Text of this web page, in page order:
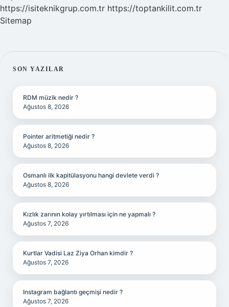
https://isiteknikgrup.com.tr https://toptankilit.com.tr
Sitemap
SIDEBAR
SON YAZILAR
RDM müzik nedir ?
Ağustos 8, 2026
Pointer aritmetiği nedir ?
Ağustos 8, 2026
Osmanlı ilk kapitülasyonu hangi devlete verdi ?
Ağustos 8, 2026
Kızlık zarının kolay yırtılması için ne yapmalı ?
Ağustos 7, 2026
Kurtlar Vadisi Laz Ziya Orhan kimdir ?
Ağustos 7, 2026
Instagram bağlantı geçmişi nedir ?
Ağustos 7, 2026